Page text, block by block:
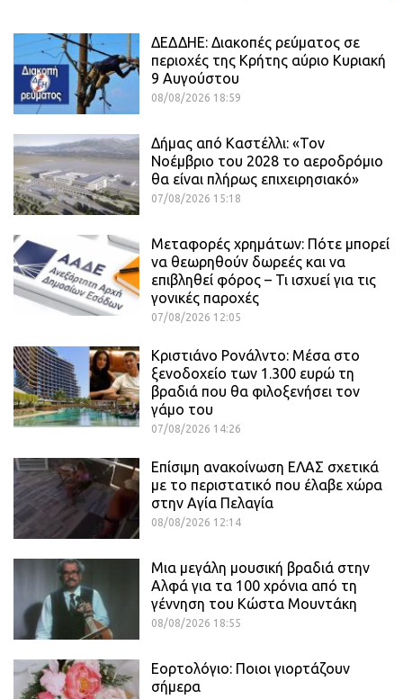
ΔΕΔΔΗΕ: Διακοπές ρεύματος σε
περιοχές της Κρήτης αύριο Κυριακή
9 Αυγούστου
08/08/2026 18:59
Δήμας από Καστέλλι: «Τον
Νοέμβριο του 2028 το αεροδρόμιο
θα είναι πλήρως επιχειρησιακό»
07/08/2026 15:18
Μεταφορές χρημάτων: Πότε μπορεί
να θεωρηθούν δωρεές και να
επιβληθεί φόρος – Τι ισχυεί για τις
γονικές παροχές
07/08/2026 12:05
Κριστιάνο Ρονάλντο: Μέσα στο
ξενοδοχείο των 1.300 ευρώ τη
βραδιά που θα φιλοξενήσει τον
γάμο του
07/08/2026 14:26
Επίσιμη ανακοίνωση ΕΛΑΣ σχετικά
με το περιστατικό που έλαβε χώρα
στην Αγία Πελαγία
08/08/2026 12:14
Μια μεγάλη μουσική βραδιά στην
Αλφά για τα 100 χρόνια από τη
γέννηση του Κώστα Μουντάκη
08/08/2026 18:55
Εορτολόγιο: Ποιοι γιορτάζουν
σήμερα